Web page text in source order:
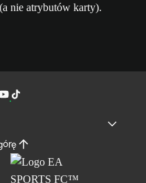
nie atrybutów karty).